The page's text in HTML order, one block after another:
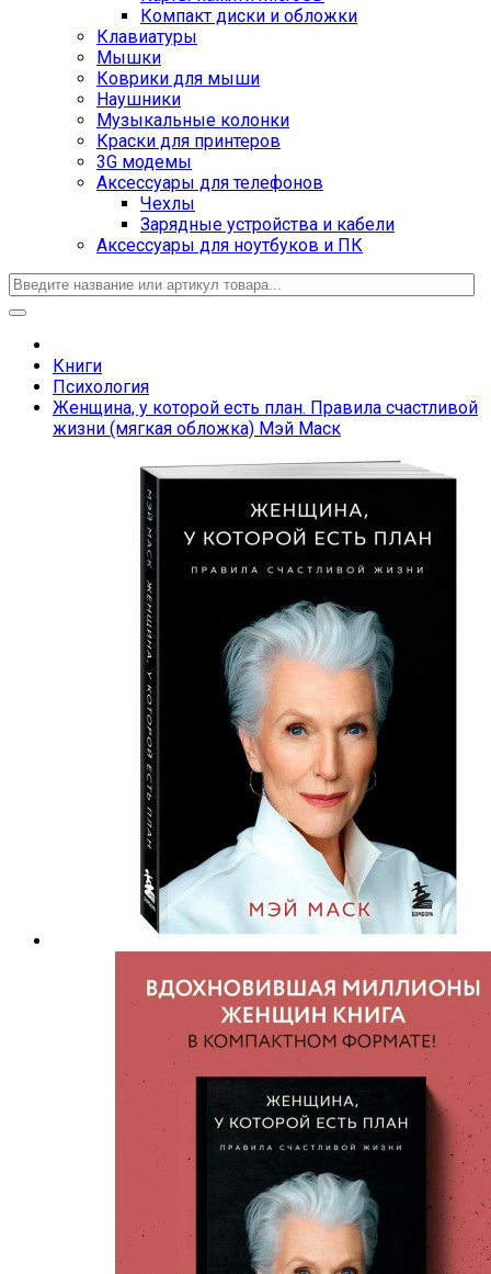
Компакт диски и обложки
Клавиатуры
Мышки
Коврики для мыши
Наушники
Музыкальные колонки
Краски для принтеров
3G модемы
Аксессуары для телефонов
Чехлы
Зарядные устройства и кабели
Аксессуары для ноутбуков и ПК
Книги
Психология
Женщина, у которой есть план. Правила счастливой
жизни (мягкая обложка) Мэй Маск